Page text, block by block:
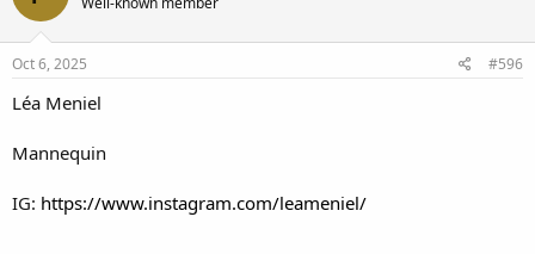
o
n
s
Oct 6, 2025 #596
Léa Meniel
Mannequin
IG: https://www.instagram.com/leameniel/